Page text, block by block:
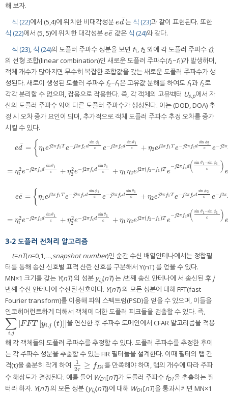
해 보자.
식 (22)에서 (5,4)에 위치한 비대각성분ed¯
ed¯는 식 (23)과 같이 표현된다. 또한
식 (22)에서 (5, 5)에 위치한 대각성분ee
¯
ee ¯값은 식 (24)와 같다.
식 (23), 식 (24)의 도플러 주파수 성분을 보면 f1 , f2 외에 각 도플러 주파수 값
의 선형 조합(linear combination)인 새로운 도플러 주파수(f2−f1)가 발생하며,
객체 개수가 많아지면 무수히 복잡한 조합값을 갖는 새로운 도플러 주파수가 생
성된다. 새로이 생성된 도플러 주파수 f2−f1은 고유값 분해를 하여도 f1과 f2로
각각 분리할 수 없으며, 잡음으로 작용한다. 즉, 각 객체의 고유벡터 Us,p에서 자
신의 도플러 주파수 외에 다른 도플러 주파수가 생성된다. 이는 (DOD, DOA) 추
정 시 오차 증가 요인이 되며, 추가적으로 객체 도플러 주파수 추정 오차를 증가
시킬 수 있다.
ed¯ = { η1ej2π f1T e− j2π fc d
sin ϕ1
c e− j2πfcd
sin θ1
c + η2ej2π f1T e− j2π fcd
sin ϕ2
c e− j2π
= η2
1 e− j2πfcd
sin θ1
c + η2
2e− j2πfcd
sin θ1
c + η1η2e j2π( f2− f1)T e
− j2πfcd( sin θ1 −sin ϕ1
c )
2
ee
¯ = { η1ej2π f1T e− j2π fcd
sin ϕ1
c e− j2πfcd
sin θ1
c + η2ej2π f1T e− j2π fcd
sin ϕ2
c e− j2π
= η2
1 e− j2πfcd
sin θ1
c + η2
2e− j2πfcd
sin θ1
c + η1η2e j2π( f2− f1)T e
− j2πfcd( sin θ1 −sin ϕ1
c )
2
3-2 도플러 전처리 알고리즘
t=nT(n=0,1,…,snapshot number)인 순간 수신 배열안테나에서는 정합필
터를 통해 송신 신호별 표적 산란 신호를 구분해서 Y(nT) 를 얻을 수 있다.
MN×1 크기를 갖는 Y(nT) 의 성분 yi,j(nT) 는 i번째 송신 안테나에 서 송신된 후 j
번째 수신 안테나에 수신된 신호이다. Y(nT) 의 모든 성분에 대해 FFT(fast
Fourier transform)를 이용해 파워 스펙트럼(PSD)을 얻을 수 있으며, 이들을
인코히어런트하게 더해서 객체에 대한 도플러 피크들을 검출할 수 있다. 즉,
∑
i,j
|FFT [yi,j (t)]|
∑i, | FT[yi,j( )]| 을 연산한 후 주파수 도메인에서 CFAR 알고리즘을 적용
해 각 객체들의 도플러 주파수를 추정할 수 있다. 도플러 주파수를 추정한 후에
는 각 주파수 성분을 추출할 수 있는 FIR 필터들을 설계한다. 이때 필터의 탭 간
격(τ)을 충분히 작게 하여
1
2τ ≥ fDi
12τ ≥fD i
를 만족해야 하며, 탭의 개수에 따라 주파
수 해상도가 결정된다. 예를 들어 WD1[nT]가 도플러 주파수 fD1을 추출하는 필
터라 하자. Y(nT) 의 모든 성분 {yi,j(nT)}에 대해 WD1[nT]을 통과시키면 MN×1